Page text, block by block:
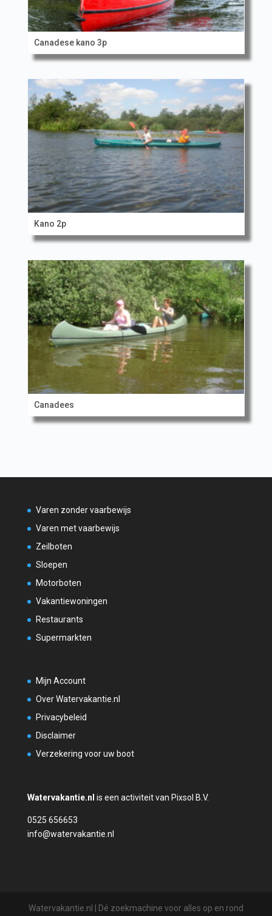
Canadese kano 3p
Kano 2p
Canadees
Varen zonder vaarbewijs
Varen met vaarbewijs
Zeilboten
Sloepen
Motorboten
Vakantiewoningen
Restaurants
Supermarkten
Mijn Account
Over Watervakantie.nl
Privacybeleid
Disclaimer
Verzekering voor uw boot
Watervakantie.nl is een activiteit van Pixsol B.V.
0525 656653
info@watervakantie.nl
Watervakantie.nl | Dé zoekmachine voor alles op en rond